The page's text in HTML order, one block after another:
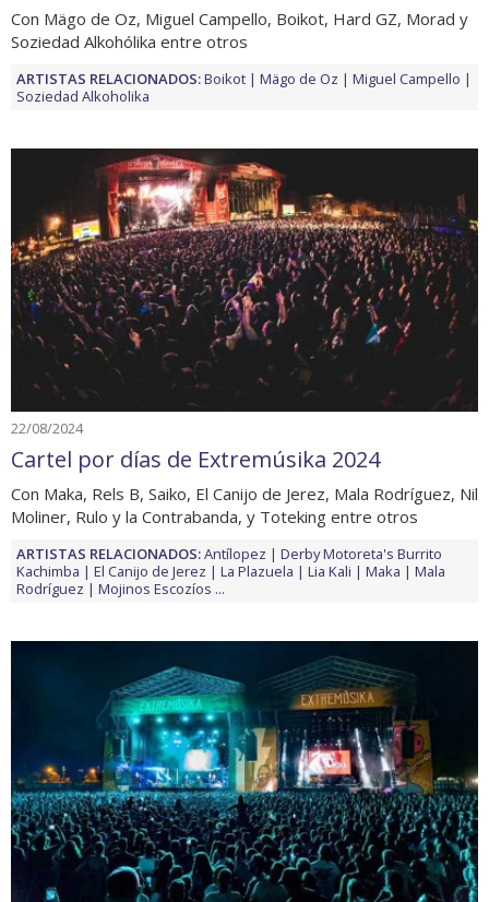
Con Mägo de Oz, Miguel Campello, Boikot, Hard GZ, Morad y
Soziedad Alkohólika entre otros
ARTISTAS RELACIONADOS:Boikot Mägo de Oz
Miguel Campello
Soziedad Alkoholika
22/08/2024
Cartel por días de Extremúsika 2024
Con Maka, Rels B, Saiko, El Canijo de Jerez, Mala Rodríguez, Nil
Moliner, Rulo y la Contrabanda, y Toteking entre otros
ARTISTAS RELACIONADOS:Antílopez
Derby Motoreta's Burrito
Kachimba
El Canijo de Jerez La Plazuela Lia Kali Maka
Mala
Rodríguez
Mojinos Escozíos ...